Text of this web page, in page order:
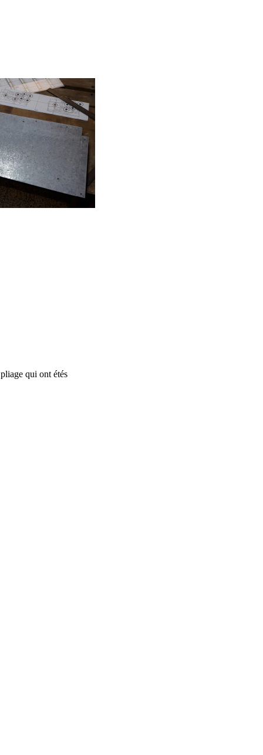
qui ont étés